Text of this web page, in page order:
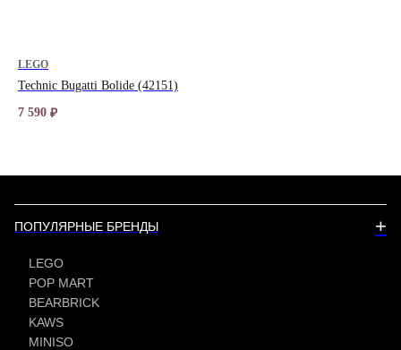
Technic Bugatti Bolide (42151)
LEGO
7 590 ₽
ПОПУЛЯРНЫЕ БРЕНДЫ +
LEGO
POP MART
BEARBRICK
KAWS
MINISO